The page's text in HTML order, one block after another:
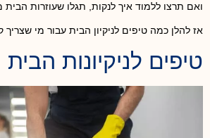
ואם תרצו ללמוד איך לנקות, תגלו שעוזרות הבית
אז להלן כמה טיפים לניקיון הבית עבור מי
טיפים לניקיונות הבית